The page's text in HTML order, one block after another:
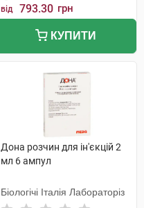
від 793.30 грн
КУПИТИ
Дона розчин для ін'єкцій 2
мл 6 ампул
Біологічі Італія Лабораторіз